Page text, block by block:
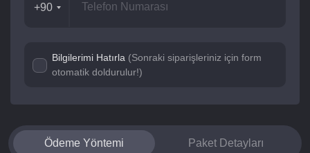
+90
Bilgilerimi Hatırla (Sonraki siparişleriniz için form
otomatik doldurulur!)
Ödeme Yöntemi Paket Detayları